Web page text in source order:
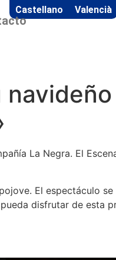
Castellano Valencià
La Negra. El
El espectáculo se
disfrutar de esta